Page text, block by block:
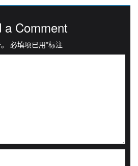
a Comment
必填项已用*标注